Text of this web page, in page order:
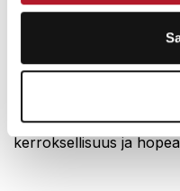
Ikoni
Hanne Peippo valitsi
hopeariisalla. "Kun
kohteiden joukossa,
kerroksellisuus ja